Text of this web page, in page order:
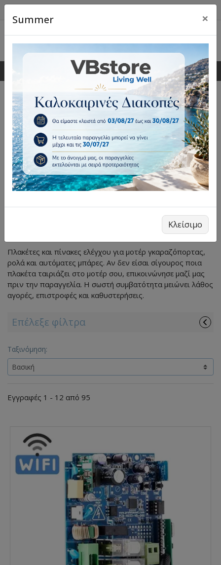
0 0
Πλακέτες Γκαραζόπορτας &
Ρολών
Πλακέτες και πίνακες ελέγχου για μοτέρ γκαραζόπορτας,
ρολά και αυτόματες μπάρες. Αν δεν είσαι σίγουρος ποια
πλακέτα ταιριάζει στο μοτέρ σου, επικοινώνησε μαζί μας
πριν την παραγγελία. Η σωστή συμβατότητα μειώνει λάθος
αγορές, επιστροφές και καθυστερήσεις.
Επέλεξε φίλτρα
Ταξινόμηση:
Εγγραφές 1 - 12 από 95
Summer ×
Κλείσιμο